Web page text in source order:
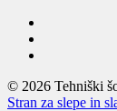
© 2026 Tehniški
Stran za slepe in